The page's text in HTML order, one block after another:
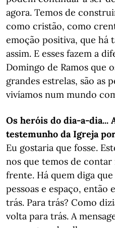
agora. Temos de
como cristão, como
emoção positiva, que há
assim. E esses fazem a
Domingo de Ramos que
grandes estrelas, são as
vivíamos num mundo
Os heróis do dia-a-dia...
testemunho da Igreja
Eu gostaria que fosse.
nos que temos de contar
frente. Há quem diga
pessoas e espaço, então
trás. Para trás? Como
volta para trás. A